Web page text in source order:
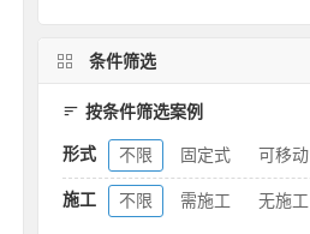
条件筛选
按条件筛选案例
形式 不限 固定式 可移动
施工 不限 需施工 无施工